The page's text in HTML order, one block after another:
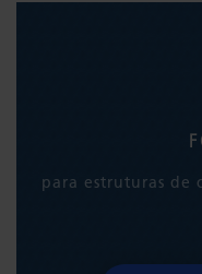
para estruturas de